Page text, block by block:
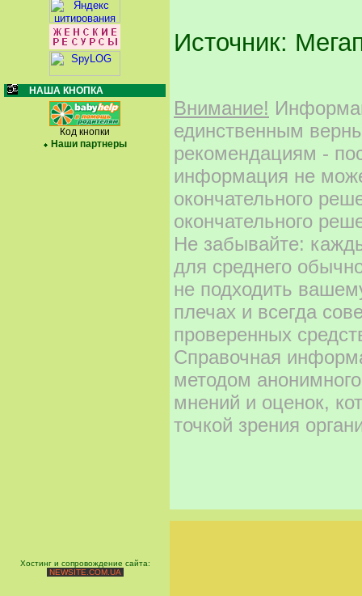
НАША КНОПКА
Код кнопки
Наши партнеры
Источник:
Внимание!
единственным
рекомендациям -
информация не
окончательного
окончательного
Не забывайте:
для среднего
не подходить
плечах и всегда
проверенных
Справочная
методом
мнений и оценок,
точкой зрения
Хостинг и сопровождение сайта:
NEWSITE.COM.UA